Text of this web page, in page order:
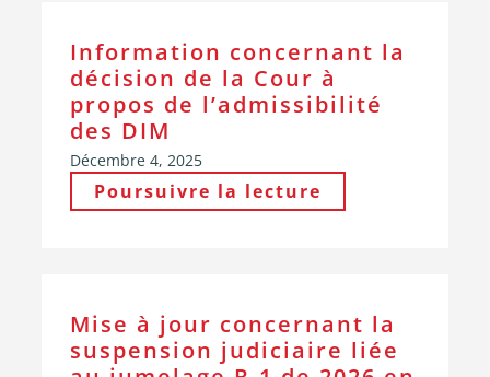
Information concernant la
décision de la Cour à
propos de l’admissibilité
des DIM
Décembre 4, 2025
Poursuivre la lecture
Mise à jour concernant la
suspension judiciaire liée